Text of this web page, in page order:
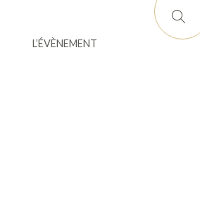
L’ÉVÈNEMENT